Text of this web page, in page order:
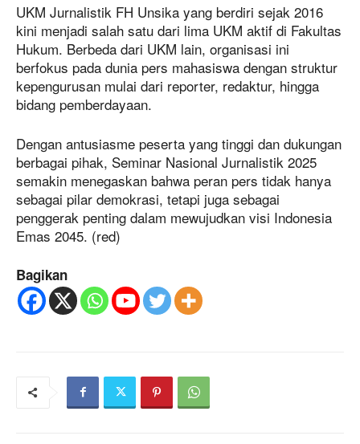
UKM Jurnalistik FH Unsika yang berdiri sejak 2016
kini menjadi salah satu dari lima UKM aktif di Fakultas
Hukum. Berbeda dari UKM lain, organisasi ini
berfokus pada dunia pers mahasiswa dengan struktur
kepengurusan mulai dari reporter, redaktur, hingga
bidang pemberdayaan.
Dengan antusiasme peserta yang tinggi dan dukungan
berbagai pihak, Seminar Nasional Jurnalistik 2025
semakin menegaskan bahwa peran pers tidak hanya
sebagai pilar demokrasi, tetapi juga sebagai
penggerak penting dalam mewujudkan visi Indonesia
Emas 2045. (red)
Bagikan